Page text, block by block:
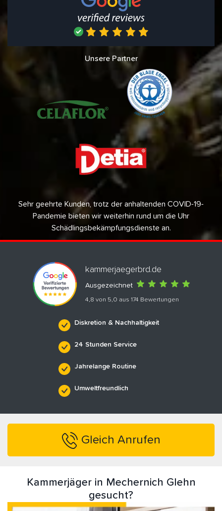
Unsere Partner
Sehr geehrte Kunden, trotz der anhaltenden COVID-19-
Pandemie bieten wir weiterhin rund um die Uhr
Schädlingsbekämpfungsdienste an.
kammerjaegerbrd.de
Ausgezeichnet
4,8 von 5,0 aus 174 Bewertungen
Diskretion & Nachhaltigkeit
24 Stunden Service
Jahrelange Routine
Umweltfreundlich
Gleich Anrufen
Kammerjäger in Mechernich Glehn
gesucht?